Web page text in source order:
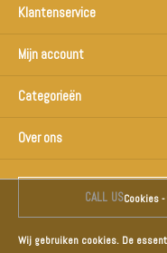
Klantenservice
Mijn account
Categorieën
Over ons
CALL USCookies
Wij gebruiken cookies. De